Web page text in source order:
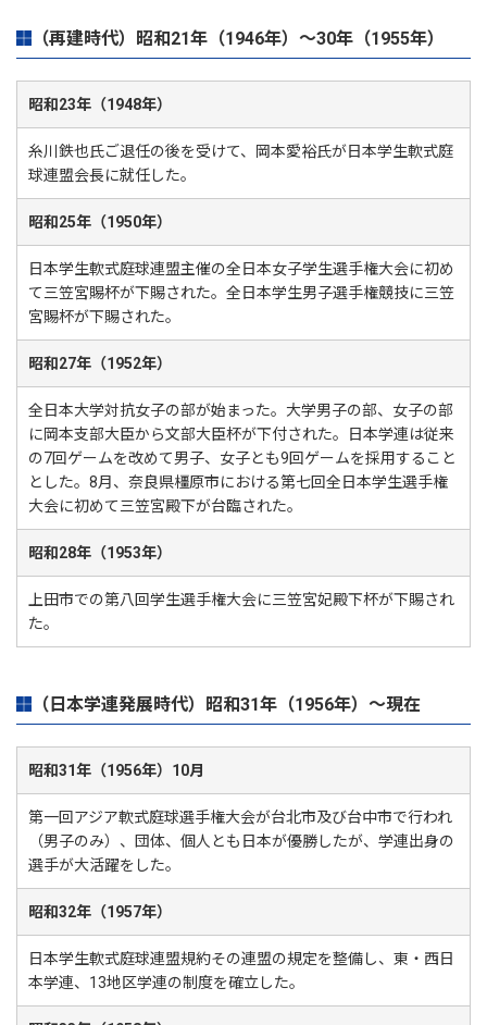
（再建時代）昭和21年（1946年）～30年（1955年）
昭和23年（1948年）
糸川鉄也氏ご退任の後を受けて、岡本愛裕氏が日本学生軟式庭
球連盟会長に就任した。
昭和25年（1950年）
日本学生軟式庭球連盟主催の全日本女子学生選手権大会に初め
て三笠宮賜杯が下賜された。全日本学生男子選手権競技に三笠
宮賜杯が下賜された。
昭和27年（1952年）
全日本大学対抗女子の部が始まった。大学男子の部、女子の部
に岡本支部大臣から文部大臣杯が下付された。日本学連は従来
の7回ゲームを改めて男子、女子とも9回ゲームを採用すること
とした。8月、奈良県橿原市における第七回全日本学生選手権
大会に初めて三笠宮殿下が台臨された。
昭和28年（1953年）
上田市での第八回学生選手権大会に三笠宮妃殿下杯が下賜され
た。
（日本学連発展時代）昭和31年（1956年）～現在
昭和31年（1956年）10月
第一回アジア軟式庭球選手権大会が台北市及び台中市で行われ
（男子のみ）、団体、個人とも日本が優勝したが、学連出身の
選手が大活躍をした。
昭和32年（1957年）
日本学生軟式庭球連盟規約その連盟の規定を整備し、東・西日
本学連、13地区学連の制度を確立した。